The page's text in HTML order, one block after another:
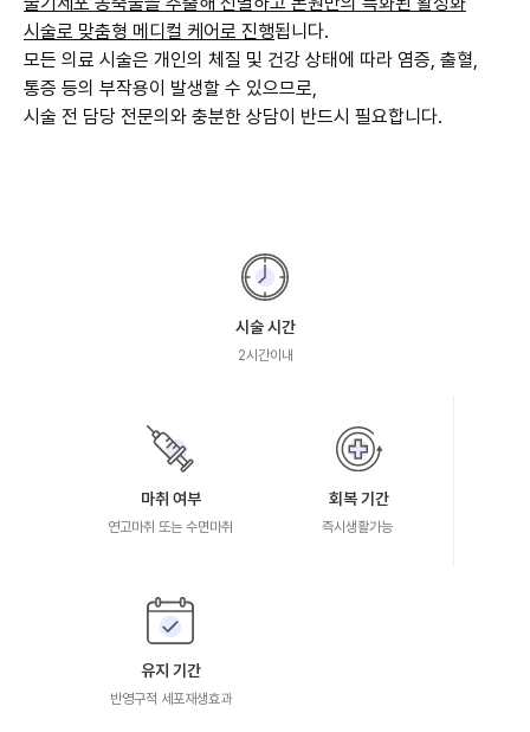
시술로 맞춤형 메디컬 케어로 진행됩니다.
모든 의료 시술은 개인의 체질 및 건강 상태에 따라 염증, 출혈,
통증 등의 부작용이 발생할 수 있으므로,
시술 전 담당 전문의와 충분한 상담이 반드시 필요합니다.
시술 시간
2시간이내
마취 여부
연고마취 또는 수면마취
회복 기간
즉시생활가능
유지 기간
반영구적 세포재생효과